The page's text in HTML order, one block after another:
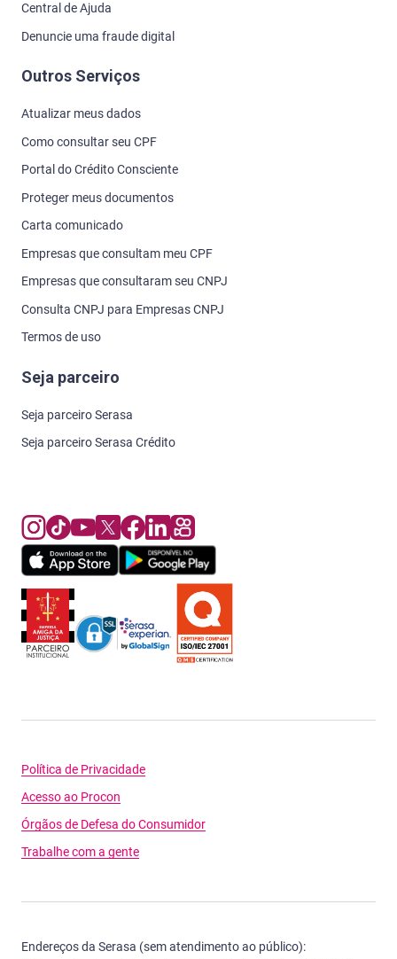
Central de Ajuda
Denuncie uma fraude digital
Outros Serviços
Atualizar meus dados
Como consultar seu CPF
Portal do Crédito Consciente
Proteger meus documentos
Carta comunicado
Empresas que consultam meu CPF
Empresas que consultaram seu CNPJ
Consulta CNPJ para Empresas CNPJ
Termos de uso
Seja parceiro
Seja parceiro Serasa
Seja parceiro Serasa Crédito
Política de Privacidade
Acesso ao Procon
Órgãos de Defesa do Consumidor
Trabalhe com a gente
Endereços da Serasa (sem atendimento ao público):